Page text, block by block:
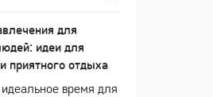
для
идеи для
приятного отдыха
время для